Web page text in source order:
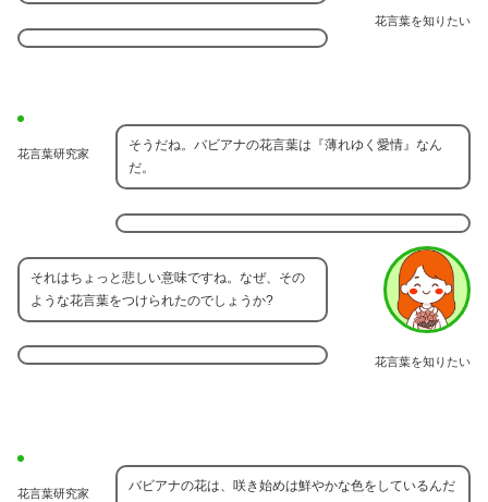
花言葉を知りたい
花言葉研究家
そうだね。バビアナの花言葉は『薄れゆく愛情』なん
だ。
花言葉を知りたい
それはちょっと悲しい意味ですね。なぜ、その
ような花言葉をつけられたのでしょうか?
花言葉研究家
バビアナの花は、咲き始めは鮮やかな色をしているんだ